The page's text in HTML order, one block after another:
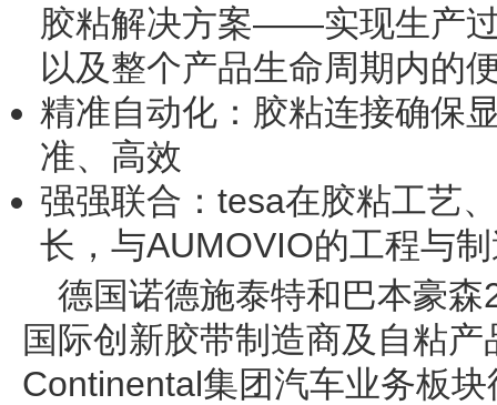
胶粘解决方案——实现生产
以及整个产品生命周期内的
精准自动化：胶粘连接确保
准、高效
强强联合：tesa在胶粘工艺
长，与AUMOVIO的工程与
德国诺德施泰特和巴本豪森
国际创新胶带制造商及自粘
Continental集团汽车业务板